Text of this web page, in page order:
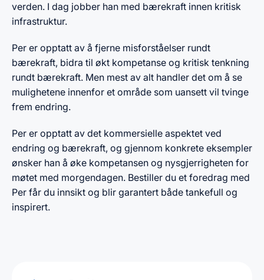
verden. I dag jobber han med bærekraft innen kritisk
infrastruktur.
Per er opptatt av å fjerne misforståelser rundt
bærekraft, bidra til økt kompetanse og kritisk tenkning
rundt bærekraft. Men mest av alt handler det om å se
mulighetene innenfor et område som uansett vil tvinge
frem endring.
Per er opptatt av det kommersielle aspektet ved
endring og bærekraft, og gjennom konkrete eksempler
ønsker han å øke kompetansen og nysgjerrigheten for
møtet med morgendagen. Bestiller du et foredrag med
Per får du innsikt og blir garantert både tankefull og
inspirert.